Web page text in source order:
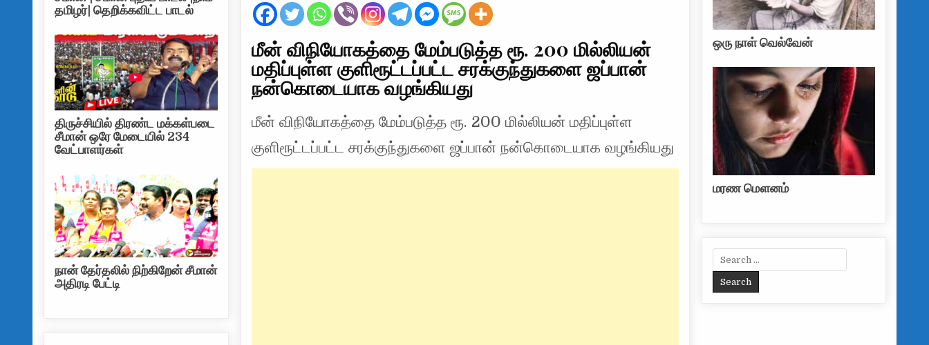
மீன் விநியோகத்தை மேம்படுத்த ரூ. 200 மில்லியன்
மதிப்புள்ள குளிரூட்டப்பட்ட சரக்குந்துகளை ஜப்பான்
நன்கொடையாக வழங்கியது
மீன் விநியோகத்தை மேம்படுத்த ரூ. 200 மில்லியன் மதிப்புள்ள
குளிரூட்டப்பட்ட சரக்குந்துகளை ஜப்பான் நன்கொடையாக வழங்கியது
தமிழர்| தெறிக்கவிட்ட பாடல்
திருச்சியில் திரண்ட மக்கள்படை
சீமான் ஒரே மேடையில் 234
வேட்பாளர்கள்
நான் தேர்தலில் நிற்கிறேன் சீமான்
அதிரடி பேட்டி
ஒரு நாள் வெல்வேன்
மரண மௌனம்
Search for: